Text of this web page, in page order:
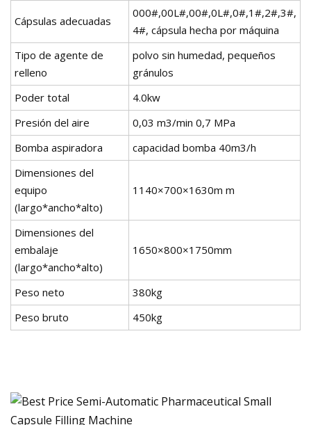
Cápsulas adecuadas
000#,00L#,00#,0L#,0#,1#,2#,3#,
4#, cápsula hecha por máquina
Tipo de agente de
relleno
polvo sin humedad, pequeños
gránulos
Poder total
4.0kw
Presión del aire
0,03 m3/min 0,7 MPa
Bomba aspiradora
capacidad bomba 40m3/h
Dimensiones del
equipo
(largo*ancho*alto)
1140×700×1630m m
Dimensiones del
embalaje
(largo*ancho*alto)
1650×800×1750mm
Peso neto
380kg
Peso bruto
450kg